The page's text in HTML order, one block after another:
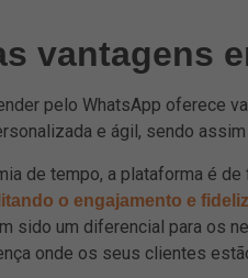
vantagens
pelo WhatsApp oferece
e ágil, sendo
de tempo, a plataforma é
o engajamento e
sido um diferencial para os
onde os seus clientes